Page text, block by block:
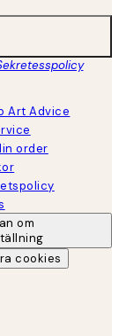
Art Advice
order
om
cookies